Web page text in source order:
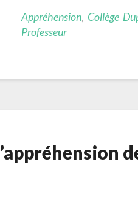
Appréhension, Collège
Professeur